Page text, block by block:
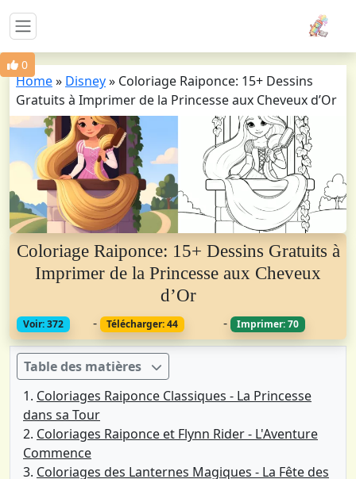
0
Home» Disney» Coloriage Raiponce: 15+ Dessins
Gratuits à Imprimer de la Princesse aux Cheveux d’Or
Coloriage Raiponce: 15+ Dessins Gratuits à
Imprimer de la Princesse aux Cheveux
d’Or
Voir: 372 - Télécharger: 44 - Imprimer: 70
Table des matières
Coloriages Raiponce Classiques - La Princesse
dans sa Tour
Coloriages Raiponce et Flynn Rider - L'Aventure
Commence
Coloriages des Lanternes Magiques - La Fête des